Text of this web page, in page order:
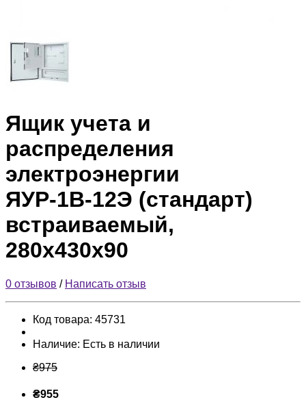
Ящик учета и
распределения
электроэнергии
ЯУР-1В-12Э (стандарт)
встраиваемый,
280x430x90
0 отзывов / Написать отзыв
Код товара: 45731
Наличие: Есть в наличии
₴975
₴955